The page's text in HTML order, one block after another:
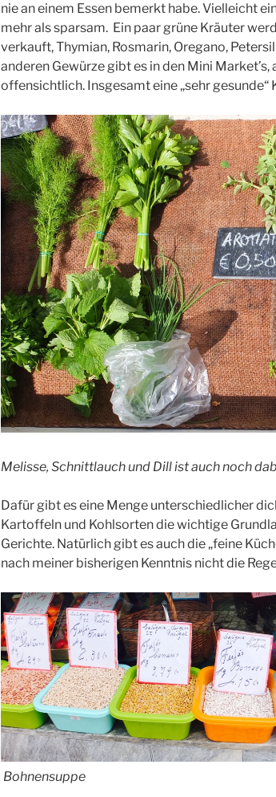
nie an einem Essen bemerkt habe. Vielleicht
mehr als sparsam. Ein paar grüne Kräuter
verkauft, Thymian, Rosmarin, Oregano,
anderen Gewürze gibt es in den Mini
offensichtlich. Insgesamt eine „sehr gesunde“
Melisse, Schnittlauch und Dill ist auch noch
Dafür gibt es eine Menge unterschiedlicher
Kartoffeln und Kohlsorten die wichtige
Gerichte. Natürlich gibt es auch die „feine
nach meiner bisherigen Kenntnis nicht die
Bohnensuppe